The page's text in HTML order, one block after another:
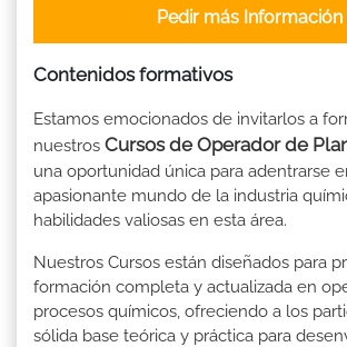
Pedir más Información
Contenidos formativos
Estamos emocionados de invitarlos a
nuestros Cursos de Operador de
una oportunidad única para adentrarse
apasionante mundo de la industria
habilidades valiosas en esta área.
Nuestros Cursos están diseñados para
formación completa y actualizada en
procesos químicos, ofreciendo a los
sólida base teórica y práctica para